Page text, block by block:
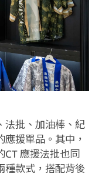
法批、加油棒、紀
援單品。其中，
CT 應援法批也同
種款式，搭配背後